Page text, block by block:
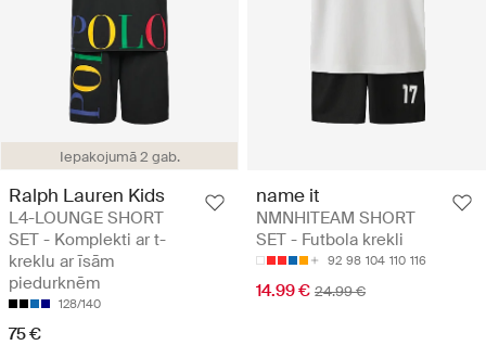
Iepakojumā 2 gab.
Ralph Lauren Kids
L4-LOUNGE SHORT
SET - Komplekti ar t-
kreklu ar īsām
piedurknēm
128/140
75 €
name it
NMNHITEAM SHORT
SET - Futbola krekli
92 98 104 110 116
14.99 € 24.99 €